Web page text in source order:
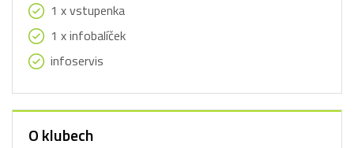
1 x vstupenka
1 x infobalíček
infoservis
O klubech